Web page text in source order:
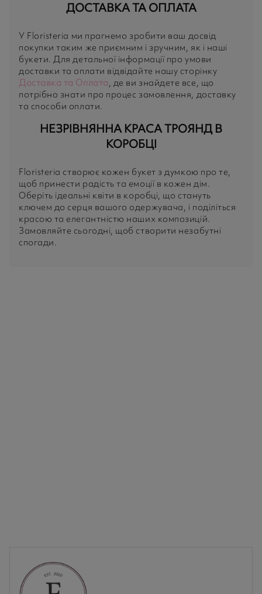
ДОСТАВКА ТА ОПЛАТА
У Floristeria ми прагнемо зробити ваш досвід
покупки таким же приємним і зручним, як і наші
букети. Для детальної інформації про умови
доставки та оплати відвідайте нашу сторінку
Доставка та Оплата, де ви знайдете все, що
потрібно знати про процес замовлення, доставку
та способи оплати.
НЕЗРІВНЯННА КРАСА ТРОЯНД В
КОРОБЦІ
Floristeria створює кожен букет з думкою про те,
щоб принести радість та емоції в кожен дім.
Оберіть ідеальні квіти в коробці, що стануть
ключем до серця вашого одержувача, і поділіться
красою та елегантністю наших композицій.
Замовляйте сьогодні, щоб створити незабутні
спогади.